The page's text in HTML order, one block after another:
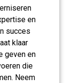
en
succes
klaar
geven en
die
Neem